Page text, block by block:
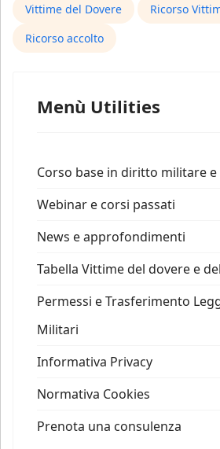
Vittime del Dovere
Ricorso
Ricorso accolto
Menù Utilities
Corso base in diritto militare
Webinar e corsi passati
News e approfondimenti
Tabella Vittime del dovere e
Permessi e Trasferimento
Militari
Informativa Privacy
Normativa Cookies
Prenota una consulenza